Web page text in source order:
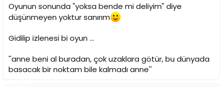
Oyunun sonunda "yoksa bende mi deliyim" diye
düşünmeyen yoktur sanırım
Gidilip izlenesi bi oyun ...
''anne beni al buradan, çok uzaklara götür, bu dünyada
basacak bir noktam bile kalmadı anne''